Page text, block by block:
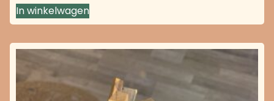
In winkelwagen